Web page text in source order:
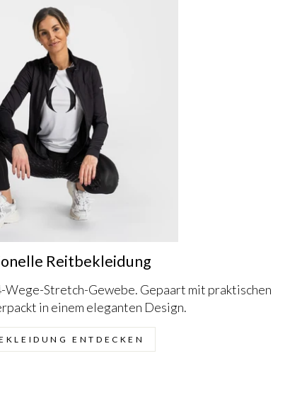
Reitbekleidung
Stretch-Gewebe. Gepaart mit praktischen
in einem eleganten Design.
ENTDECKEN